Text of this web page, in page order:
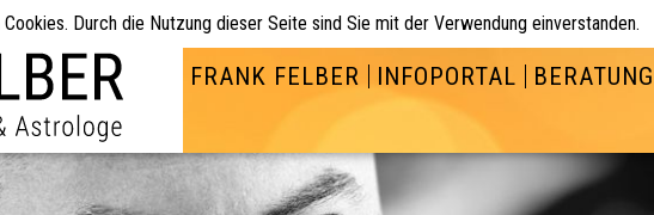
FRANK FELBER INFOPORTAL BERATUNG
Durch die Nutzung dieser Seite sind Sie mit der Verwendung einverstanden.